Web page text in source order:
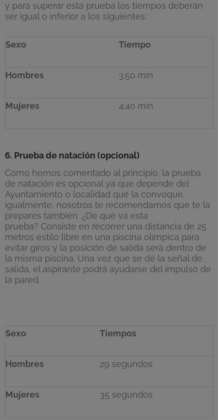
y para superar esta prueba los tiempos deberán
ser igual o inferior a los siguientes:
Sexo Tiempo
Hombres 3:50 min
Mujeres 4:40 min
6. Prueba de natación (opcional)
Como hemos comentado al principio, la prueba
de natación es opcional ya que depende del
Ayuntamiento o localidad que la convoque,
igualmente, nosotros te recomendamos que te la
prepares también. ¿De qué va esta
prueba? Consiste en recorrer una distancia de 25
metros estilo libre en una piscina olímpica para
evitar giros y la posición de salida será dentro de
la misma piscina. Una vez que se dé la señal de
salida, el aspirante podrá ayudarse del impulso de
la pared.
Sexo Tiempos
Hombres 29 segundos
Mujeres 35 segundos